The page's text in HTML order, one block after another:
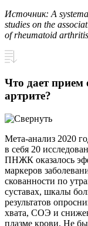
Источник: A
studies on the
of rheumatoid
Что дает прием
артрите?
Мета-анализ 2020
в себя 20
ПНЖК оказалось
маркеров
скованности по
суставах, шкалы
результатов
хвата, СОЭ и
плазме крови. Не